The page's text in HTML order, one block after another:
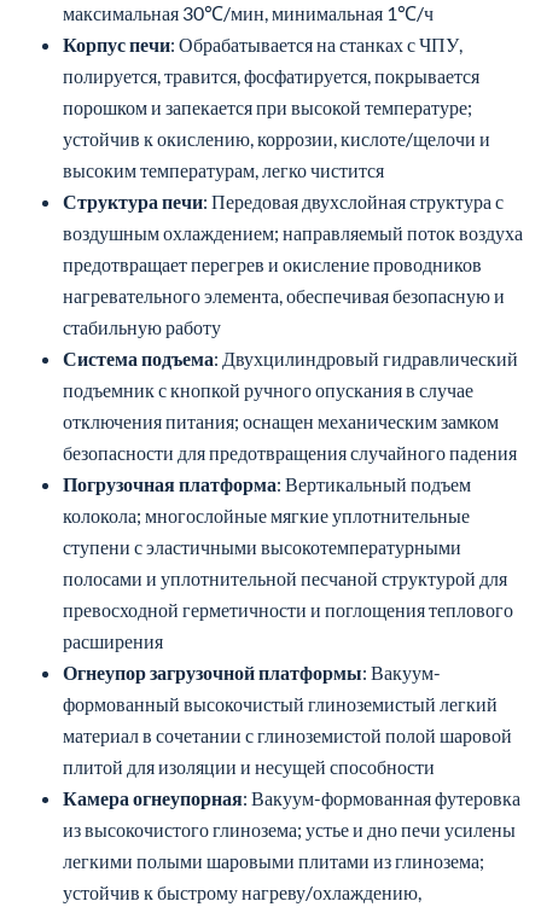
максимальная 30℃/мин, минимальная 1℃/ч
Корпус печи: Обрабатывается на станках с ЧПУ,
полируется, травится, фосфатируется, покрывается
порошком и запекается при высокой температуре;
устойчив к окислению, коррозии, кислоте/щелочи и
высоким температурам, легко чистится
Структура печи: Передовая двухслойная структура с
воздушным охлаждением; направляемый поток воздуха
предотвращает перегрев и окисление проводников
нагревательного элемента, обеспечивая безопасную и
стабильную работу
Система подъема: Двухцилиндровый гидравлический
подъемник с кнопкой ручного опускания в случае
отключения питания; оснащен механическим замком
безопасности для предотвращения случайного падения
Погрузочная платформа: Вертикальный подъем
колокола; многослойные мягкие уплотнительные
ступени с эластичными высокотемпературными
полосами и уплотнительной песчаной структурой для
превосходной герметичности и поглощения теплового
расширения
Огнеупор загрузочной платформы: Вакуум-
формованный высокочистый глиноземистый легкий
материал в сочетании с глиноземистой полой шаровой
плитой для изоляции и несущей способности
Камера огнеупорная: Вакуум-формованная футеровка
из высокочистого глинозема; устье и дно печи усилены
легкими полыми шаровыми плитами из глинозема;
устойчив к быстрому нагреву/охлаждению,